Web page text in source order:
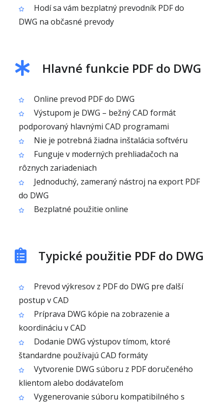
Hodí sa vám bezplatný prevodník PDF do
DWG na občasné prevody
Hlavné funkcie PDF do DWG
Online prevod PDF do DWG
Výstupom je DWG – bežný CAD formát
podporovaný hlavnými CAD programami
Nie je potrebná žiadna inštalácia softvéru
Funguje v moderných prehliadačoch na
rôznych zariadeniach
Jednoduchý, zameraný nástroj na export PDF
do DWG
Bezplatné použitie online
Typické použitie PDF do DWG
Prevod výkresov z PDF do DWG pre ďalší
postup v CAD
Príprava DWG kópie na zobrazenie a
koordináciu v CAD
Dodanie DWG výstupov tímom, ktoré
štandardne používajú CAD formáty
Vytvorenie DWG súboru z PDF doručeného
klientom alebo dodávateľom
Vygenerovanie súboru kompatibilného s